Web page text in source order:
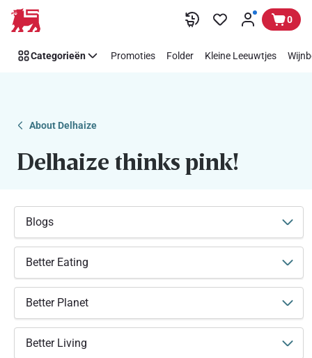
Overslaan
Makkelijk
Think
steunen
0
Categorieën Promoties Folder Kleine Leeuwtjes
About Delhaize
Delhaize thinks pink!
Blogs
Better Eating
Better Planet
Better Living